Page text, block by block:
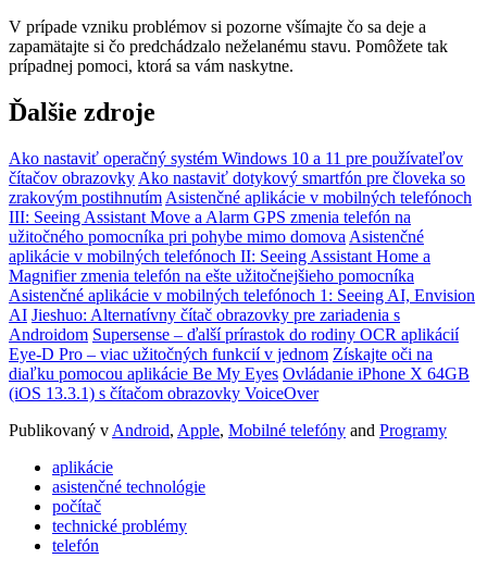
V prípade vzniku problémov si pozorne všímajte čo sa deje a
zapamätajte si čo predchádzalo neželanému stavu. Pomôžete tak
prípadnej pomoci, ktorá sa vám naskytne.
Ďalšie zdroje
Ako nastaviť operačný systém Windows 10 a 11 pre používateľov
čítačov obrazovky Ako nastaviť dotykový smartfón pre človeka so
zrakovým postihnutím Asistenčné aplikácie v mobilných telefónoch
III: Seeing Assistant Move a Alarm GPS zmenia telefón na
užitočného pomocníka pri pohybe mimo domova Asistenčné
aplikácie v mobilných telefónoch II: Seeing Assistant Home a
Magnifier zmenia telefón na ešte užitočnejšieho pomocníka
Asistenčné aplikácie v mobilných telefónoch 1: Seeing AI, Envision
AI Jieshuo: Alternatívny čítač obrazovky pre zariadenia s
Androidom Supersense – ďalší prírastok do rodiny OCR aplikácií
Eye-D Pro – viac užitočných funkcií v jednom Získajte oči na
diaľku pomocou aplikácie Be My Eyes Ovládanie iPhone X 64GB
(iOS 13.3.1) s čítačom obrazovky VoiceOver
Publikovaný v Android, Apple, Mobilné telefóny and Programy
aplikácie
asistenčné technológie
počítač
technické problémy
telefón